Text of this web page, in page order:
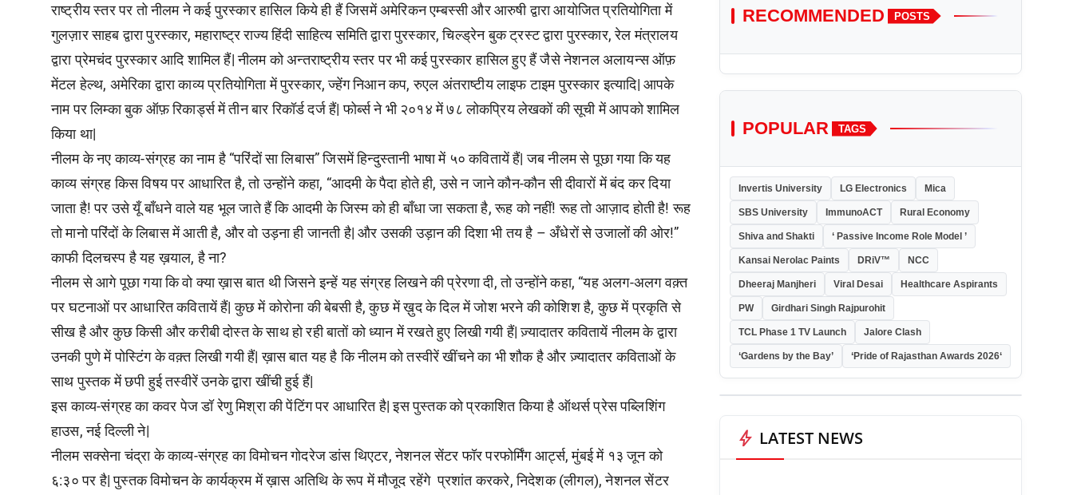
राष्ट्रीय स्तर पर तो नीलम ने कई पुरस्कार हासिल किये ही हैं जिसमें अमेरिकन एम्बस्सी और आरुषी द्वारा आयोजित प्रतियोगिता में
गुलज़ार साहब द्वारा पुरस्कार, महाराष्ट्र राज्य हिंदी साहित्य समिति द्वारा पुरस्कार, चिल्ड्रेन बुक ट्रस्ट द्वारा पुरस्कार, रेल मंत्रालय
द्वारा प्रेमचंद पुरस्कार आदि शामिल हैं| नीलम को अन्तराष्ट्रीय स्तर पर भी कई पुरस्कार हासिल हुए हैं जैसे नेशनल अलायन्स ऑफ़
मेंटल हेल्थ, अमेरिका द्वारा काव्य प्रतियोगिता में पुरस्कार, ज्हेंग निआन कप, रुएल अंतराष्टीय लाइफ टाइम पुरस्कार इत्यादि| आपके
नाम पर लिम्का बुक ऑफ़ रिकार्ड्स में तीन बार रिकॉर्ड दर्ज हैं| फोर्ब्स ने भी २०१४ में ७८ लोकप्रिय लेखकों की सूची में आपको शामिल
किया था|
नीलम के नए काव्य-संग्रह का नाम है “परिंदों सा लिबास” जिसमें हिन्दुस्तानी भाषा में ५० कवितायें हैं| जब नीलम से पूछा गया कि यह
काव्य संग्रह किस विषय पर आधारित है, तो उन्होंने कहा, “आदमी के पैदा होते ही, उसे न जाने कौन-कौन सी दीवारों में बंद कर दिया
जाता है! पर उसे यूँ बाँधने वाले यह भूल जाते हैं कि आदमी के जिस्म को ही बाँधा जा सकता है, रूह को नहीं! रूह तो आज़ाद होती है! रूह
तो मानो परिंदों के लिबास में आती है, और वो उड़ना ही जानती है| और उसकी उड़ान की दिशा भी तय है – अँधेरों से उजालों की ओर!”
काफी दिलचस्प है यह ख़याल, है ना?
नीलम से आगे पूछा गया कि वो क्या ख़ास बात थी जिसने इन्हें यह संग्रह लिखने की प्रेरणा दी, तो उन्होंने कहा, “यह अलग-अलग वक़्त
पर घटनाओं पर आधारित कवितायें हैं| कुछ में कोरोना की बेबसी है, कुछ में ख़ुद के दिल में जोश भरने की कोशिश है, कुछ में प्रकृति से
सीख है और कुछ किसी और करीबी दोस्त के साथ हो रही बातों को ध्यान में रखते हुए लिखी गयी हैं| ज़्यादातर कवितायें नीलम के द्वारा
उनकी पुणे में पोस्टिंग के वक़्त लिखी गयी हैं| ख़ास बात यह है कि नीलम को तस्वीरें खींचने का भी शौक है और ज़्यादातर कविताओं के
साथ पुस्तक में छपी हुई तस्वीरें उनके द्वारा खींची हुई हैं|
इस काव्य-संग्रह का कवर पेज डॉ रेणु मिश्रा की पेंटिंग पर आधारित है| इस पुस्तक को प्रकाशित किया है ऑथर्स प्रेस पब्लिशिंग
हाउस, नई दिल्ली ने|
नीलम सक्सेना चंद्रा के काव्य-संग्रह का विमोचन गोदरेज डांस थिएटर, नेशनल सेंटर फॉर परफोर्मिंग आर्ट्स, मुंबई में १३ जून को
६:३० पर है| पुस्तक विमोचन के कार्यक्रम में ख़ास अतिथि के रूप में मौजूद रहेंगे प्रशांत करकरे, निदेशक (लीगल), नेशनल सेंटर
RECOMMENDED POSTS
POPULAR TAGS
Invertis University LG Electronics Mica
SBS University ImmunoACT Rural Economy
Shiva and Shakti ‘ Passive Income Role Model ’
Kansai Nerolac Paints DRiV™ NCC
Dheeraj Manjheri Viral Desai Healthcare Aspirants
PW Girdhari Singh Rajpurohit
TCL Phase 1 TV Launch Jalore Clash
‘Gardens by the Bay’ ‘Pride of Rajasthan Awards 2026‘
bolt LATEST NEWS